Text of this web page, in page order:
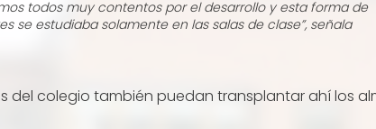
todos muy contentos por el desarrollo y esta forma de
se estudiaba solamente en las salas de clase”, señala
del colegio también puedan transplantar ahí los